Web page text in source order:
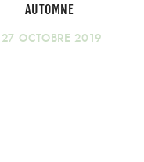
AUTOMNE
27 OCTOBRE 2019